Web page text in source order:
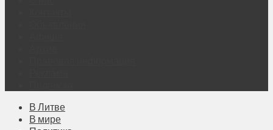
В Литве
В мире